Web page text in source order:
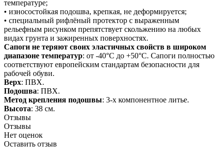
температуре;
• износостойкая подошва, крепкая, не деформируется;
• специальный рифлёный протектор с выраженным
рельефным рисунком препятствует скольжению на любых
видах грунта и зажиренных поверхностях.
Сапоги не теряют своих эластичных свойств в широком
диапазоне температур: от -40°С до +50°С. Сапоги полностью
соответствуют европейским стандартам безопасности для
рабочей обуви.
Верх: ПВХ.
Подошва: ПВХ.
Метод крепления подошвы: 3-х компонентное литье.
Высота: 38 см.
Отзывы
Отзывы
Нет оценок
Оставить отзыв